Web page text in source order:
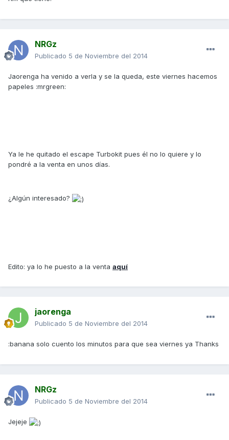
NRGz
Publicado 5 de Noviembre del 2014
Jaorenga ha venido a verla y se la queda, este viernes hacemos
papeles :mrgreen:
Ya le he quitado el escape Turbokit pues él no lo quiere y lo
pondré a la venta en unos días.
¿Algún interesado?
Edito: ya lo he puesto a la venta aquí
jaorenga
Publicado 5 de Noviembre del 2014
:banana solo cuento los minutos para que sea viernes ya Thanks
NRGz
Publicado 5 de Noviembre del 2014
Jejeje